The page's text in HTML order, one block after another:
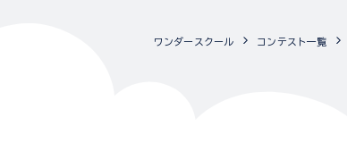
ワンダースクール コンテスト一覧